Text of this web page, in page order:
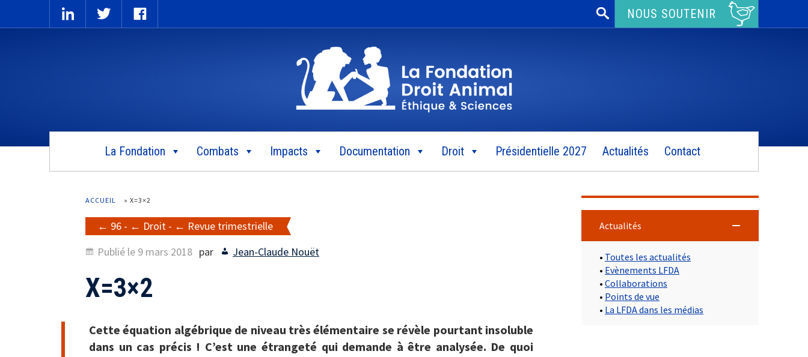
Rechercher :NOUS SOUTENIR
La Fondation Combats Impacts Documentation Droit Présidentielle 2027 Actualités Contact
ACCUEIL » X=3×2
96 - Droit -
Revue trimestrielle
Publié le 9 mars 2018 par Jean-Claude Nouët
X=3×2
Cette équation algébrique de niveau très élémentaire se révèle pourtant insoluble
dans un cas précis ! C’est une étrangeté qui demande à être analysée. De quoi
Actualités
• Toutes les actualités
• Evènements LFDA
• Collaborations
• Points de vue
• La LFDA dans les médias